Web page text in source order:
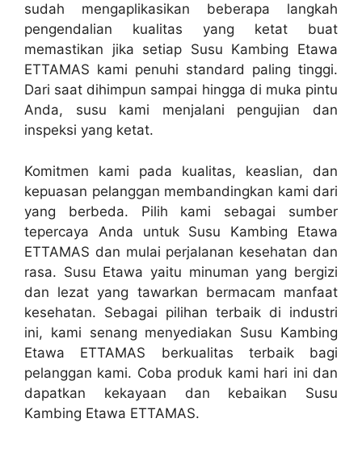
sudah mengaplikasikan beberapa langkah
pengendalian kualitas yang ketat buat
memastikan jika setiap Susu Kambing Etawa
ETTAMAS kami penuhi standard paling tinggi.
Dari saat dihimpun sampai hingga di muka pintu
Anda, susu kami menjalani pengujian dan
inspeksi yang ketat.
Komitmen kami pada kualitas, keaslian, dan
kepuasan pelanggan membandingkan kami dari
yang berbeda. Pilih kami sebagai sumber
tepercaya Anda untuk Susu Kambing Etawa
ETTAMAS dan mulai perjalanan kesehatan dan
rasa. Susu Etawa yaitu minuman yang bergizi
dan lezat yang tawarkan bermacam manfaat
kesehatan. Sebagai pilihan terbaik di industri
ini, kami senang menyediakan Susu Kambing
Etawa ETTAMAS berkualitas terbaik bagi
pelanggan kami. Coba produk kami hari ini dan
dapatkan kekayaan dan kebaikan Susu
Kambing Etawa ETTAMAS.